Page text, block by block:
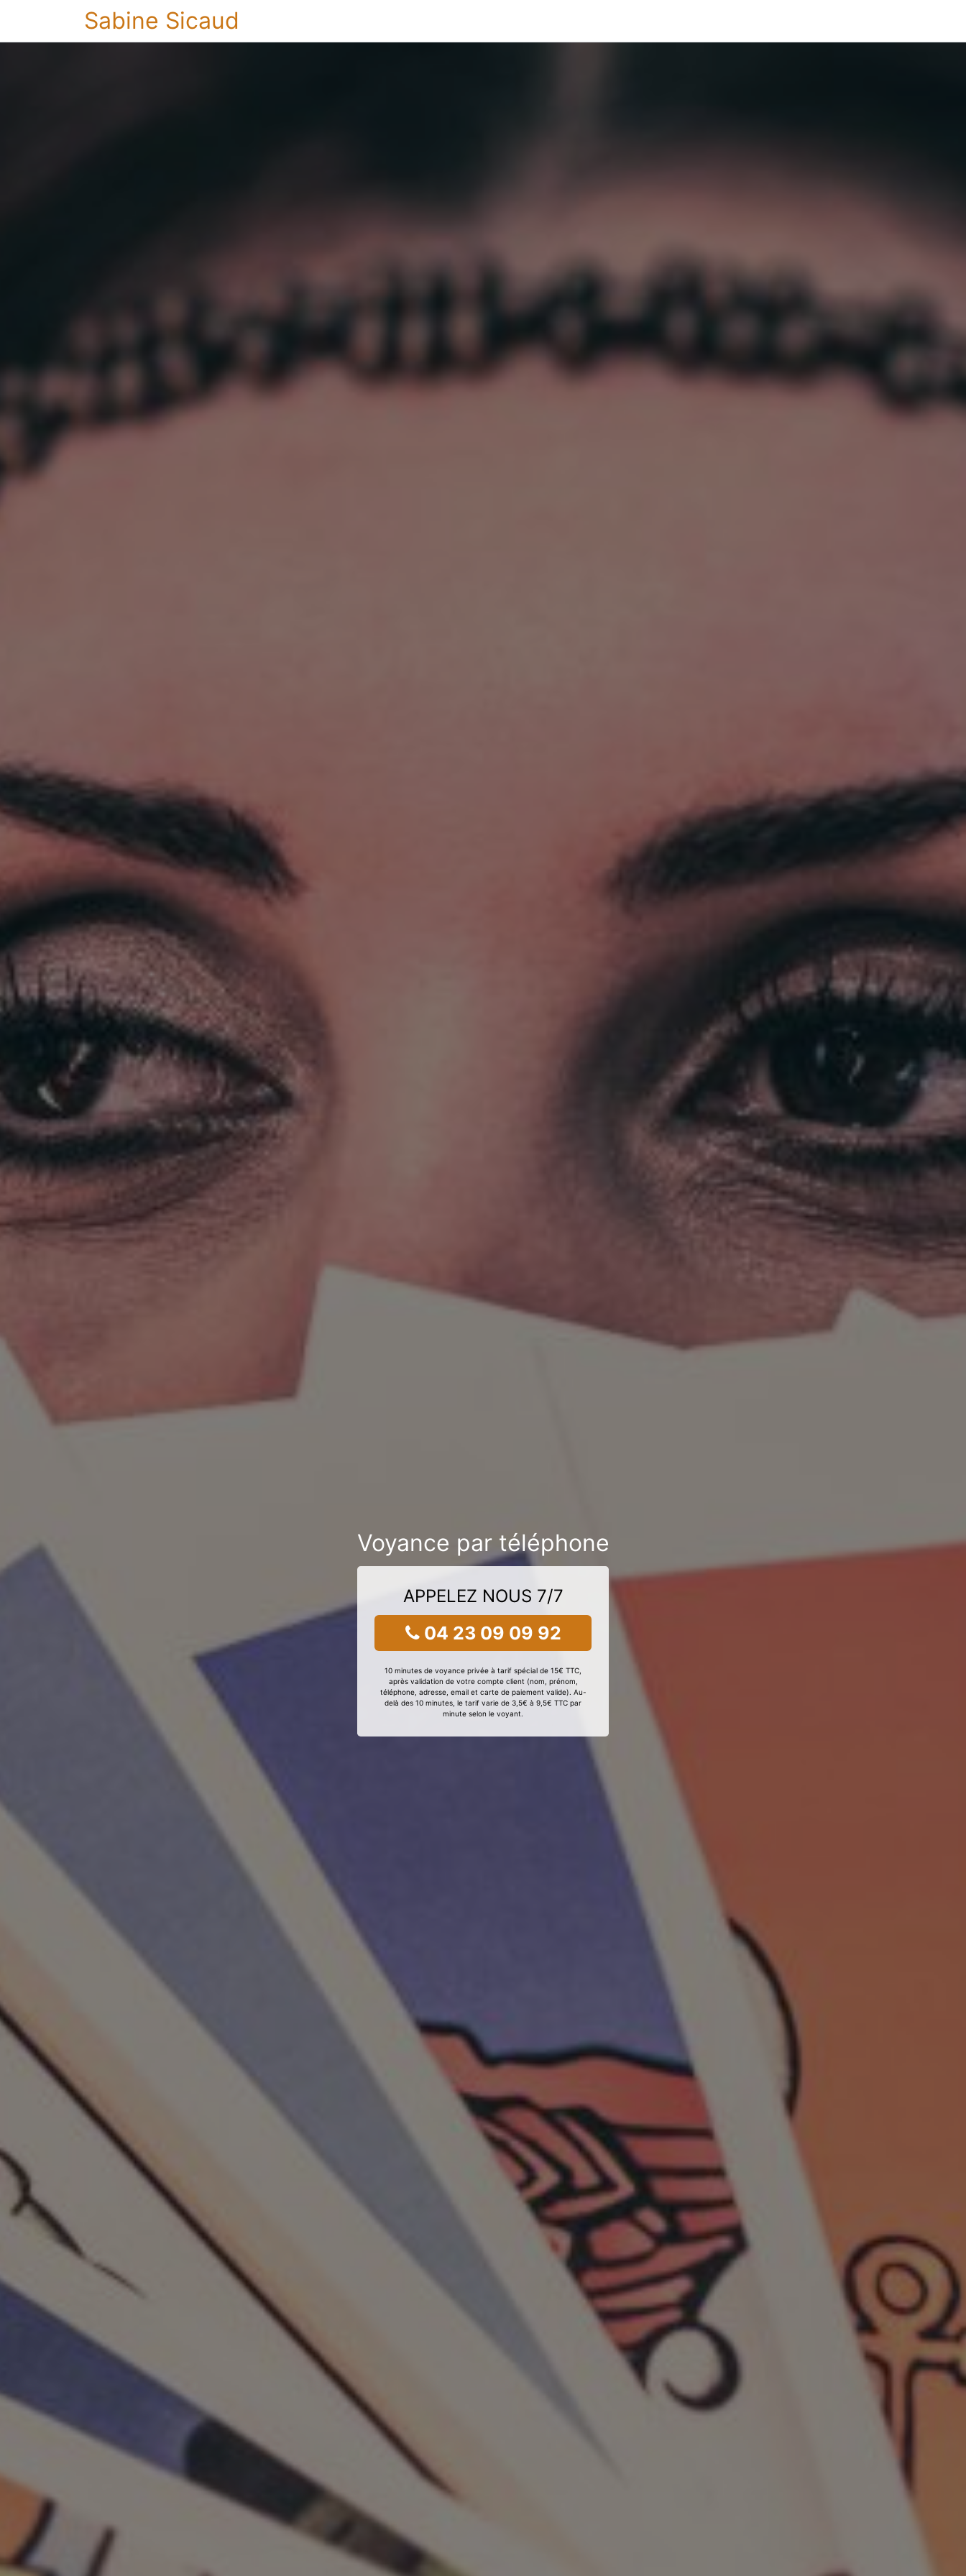
Sabine Sicaud
Voyance par téléphone
APPELEZ NOUS 7/7
04 23 09 09 92
10 minutes de voyance privée à tarif spécial de 15€ TTC,
après validation de votre compte client (nom, prénom,
téléphone, adresse, email et carte de paiement valide). Au-
delà des 10 minutes, le tarif varie de 3,5€ à 9,5€ TTC par
minute selon le voyant.